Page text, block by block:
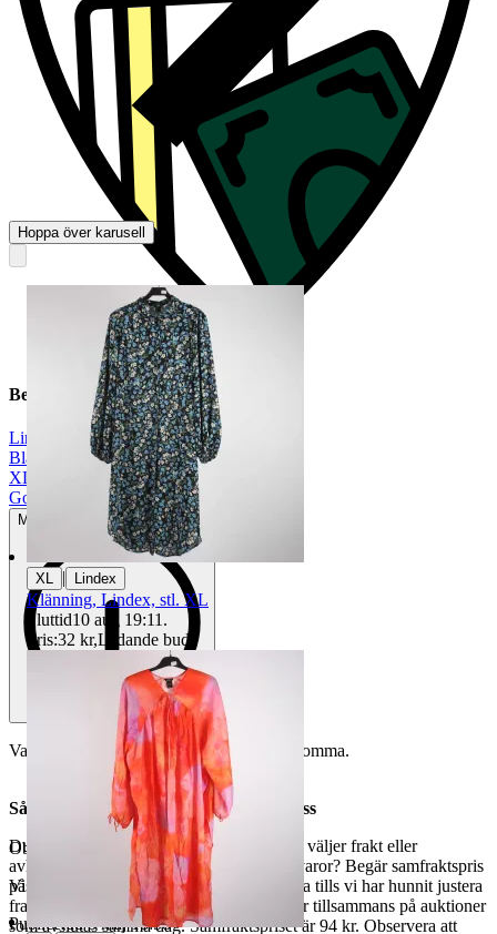
Beskrivning
Lindex
Blå
XL
Gott använt skick
Mindre tecken på användning
Varan är begagnad och defekter kan förekomma.
Så här går det till när du handlar hos oss
Du betalar din order direkt på Tradera och väljer frakt eller
avhämtning. Vill du att vi samfraktar fler varor? Begär samfraktspris
på din Traderasida och vänta med att betala tills vi har hunnit justera
fraktpriset. Vi samfraktar upp till fyra varor tillsammans på auktioner
som avslutas samma dag. Samfraktspriset är 94 kr. Observera att
Objektnr
730 646 447
Visningar
Publicerad 8 maj 18:58
Hoppa över karusell
XL | Lindex
Klänning, Lindex, stl. XL
Sluttid10 aug 19:11 .
Pris:32 kr,Ledande bud